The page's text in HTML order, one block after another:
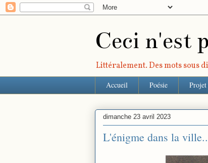
Ceci n'est
Littéralement. Des mots sous
Accueil Poésie
dimanche 23 avril 2023
L'énigme dans la